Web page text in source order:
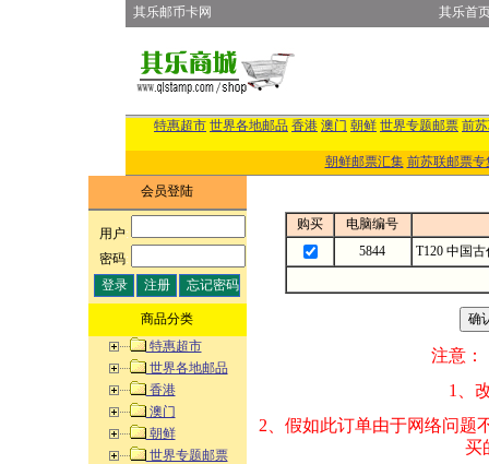
其乐邮币卡网 其乐首
特惠超市 世界各地邮品 香港 澳门 朝鲜 世界专题邮票 前
朝鲜邮票汇集 前苏联邮票专
会员登陆
用户:
密码:
商品分类
特惠超市
世界各地邮品
香港
澳门
朝鲜
世界专题邮票
购买
电脑编号
5844
T120 中国
注意：
1、改变商品数量
2、假如此订单由
买的邮品的“